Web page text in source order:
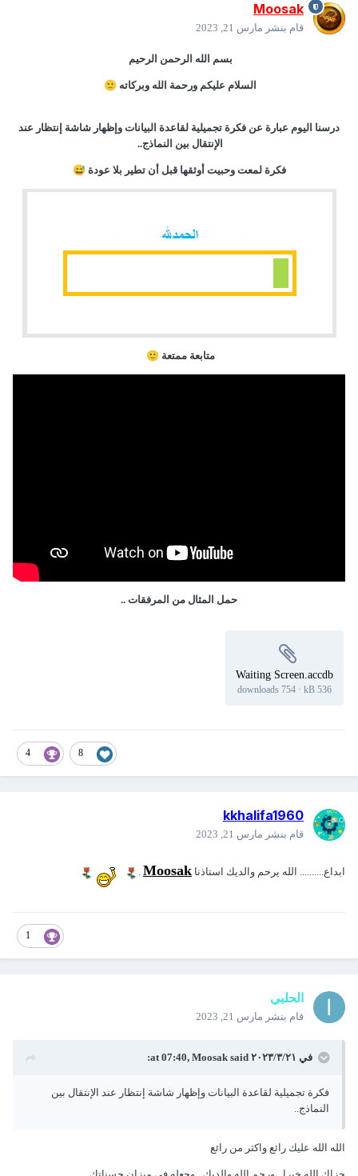
Moosak
قام بنشر مارس 21, 2023
بسم الله الرحمن الرحيم
السلام عليكم ورحمة الله وبركاته 🙂
درسنا اليوم عبارة عن فكرة تجميلية لقاعدة البيانات وإظهار شاشة إنتظار عند
الإنتقال بين النماذج..
فكرة لمعت وحبيت أوثقها قبل أن تطير بلا عودة 😅
متابعة ممتعة 🙂
حمل المثال من المرفقات ..
Waiting Screen.accdb
536 kB
·
754 downloads
8
4
kkhalifa1960
قام بنشر مارس 21, 2023
ابداع.......... الله يرحم والديك استاذنا Moosak
.
1
الحلبي
قام بنشر مارس 21, 2023
في ٢١‏/٣‏/٢٠٢٣ at 07:40, Moosaksaid:
فكرة تجميلية لقاعدة البيانات وإظهار شاشة إنتظار عند الإنتقال بين
النماذج..
الله الله عليك رائع واكثر من رائع